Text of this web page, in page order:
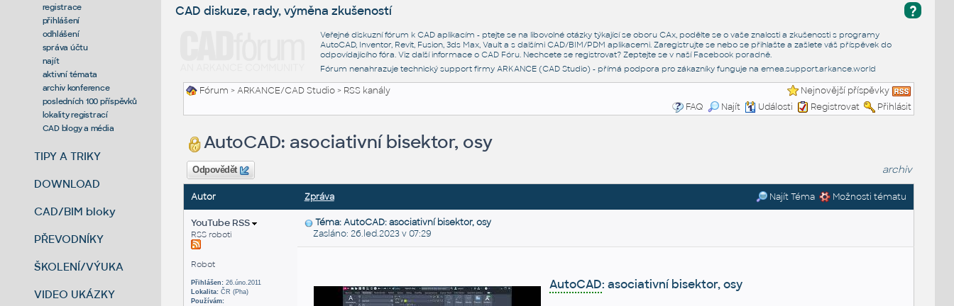
registrace
přihlášení
odhlášení
správa účtu
najít
aktivní témata
archiv konference
posledních 100 příspěvků
lokality registrací
CAD blogy a média
TIPY A TRIKY
DOWNLOAD
CAD/BIM bloky
PŘEVODNÍKY
ŠKOLENÍ/VÝUKA
VIDEO UKÁZKY
?
CAD diskuze, rady, výměna zkušeností
Veřejné diskuzní fórum k CAD aplikacím - ptejte se na libovolné otázky týkající se oboru CAx, podělte se o vaše znalosti a zkušenosti s programy
AutoCAD, Inventor, Revit, Fusion, 3ds Max, Vault a s dalšími CAD/BIM/PDM aplikacemi. Zaregistrujte se nebo se přihlašte a zašlete váš příspěvek do
odpovídajícího fóra. Viz další informace o CAD Fóru. Nechcete se registrovat? Zeptejte se v naší Facebook poradně.
Fórum nenahrazuje technický support firmy ARKANCE (CAD Studio) - přímá podpora pro zákazníky funguje na emea.support.arkance.world
Fórum >ARKANCE/CAD Studio> RSS kanály
Nejnovější příspěvky
FAQ
Najít Události Registrovat Přihlásit
AutoCAD: asociativní bisektor, osy
Odpovědět archiv
Autor Zpráva Najít Téma Možnosti tématu
YouTube RSS
RSS roboti
Robot
Přihlášen:26.úno.2011
Lokalita:ČR (Pha)
Používám:
Téma: AutoCAD: asociativní bisektor, osy
Zasláno: 26.led.2023 v 07:29
AutoCAD: asociativní bisektor, osy